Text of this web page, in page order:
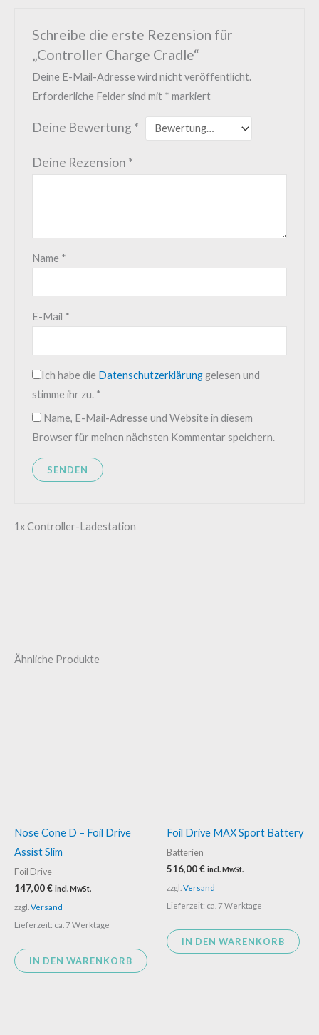
Schreibe die erste Rezension für
„Controller Charge Cradle“
Deine E-Mail-Adresse wird nicht veröffentlicht.
Erforderliche Felder sind mit * markiert
Deine Bewertung *
Deine Rezension *
Name *
E-Mail *
Ich habe die Datenschutzerklärunggelesen und
stimme ihr zu. *
Name, E-Mail-Adresse und Website in diesem
Browser für meinen nächsten Kommentar speichern.
1x Controller-Ladestation
Ähnliche Produkte
Nose Cone D – Foil Drive
Assist Slim
Foil Drive
147,00€ incl. MwSt.
zzgl. Versand
Lieferzeit: ca. 7 Werktage
IN DEN WARENKORB
Foil Drive MAX Sport Battery
Batterien
516,00€ incl. MwSt.
zzgl. Versand
Lieferzeit: ca. 7 Werktage
IN DEN WARENKORB